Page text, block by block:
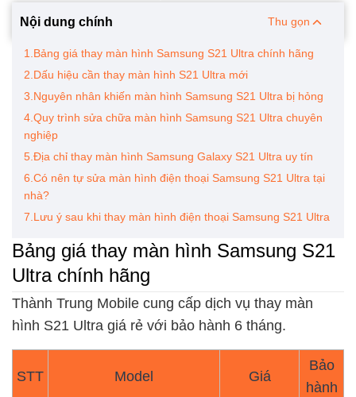
Nội dung chính Thu gọn
1.Bảng giá thay màn hình Samsung S21 Ultra chính hãng
2.Dấu hiệu cần thay màn hình S21 Ultra mới
3.Nguyên nhân khiến màn hình Samsung S21 Ultra bị hỏng
4.Quy trình sửa chữa màn hình Samsung S21 Ultra chuyên
nghiệp
5.Địa chỉ thay màn hình Samsung Galaxy S21 Ultra uy tín
6.Có nên tự sửa màn hình điện thoại Samsung S21 Ultra tại
nhà?
7.Lưu ý sau khi thay màn hình điện thoại Samsung S21 Ultra
Bảng giá thay màn hình Samsung S21
Ultra chính hãng
Thành Trung Mobile cung cấp dịch vụ thay màn
hình S21 Ultra giá rẻ với bảo hành 6 tháng.
STT Model Giá
Bảo
hành